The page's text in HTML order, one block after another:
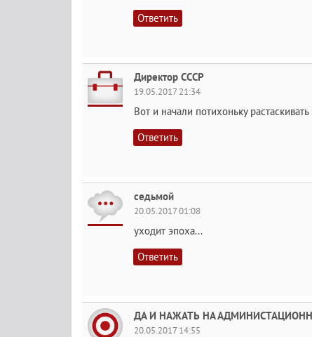
Ответить
Директор СССР
19.05.2017 21:34
Вот и начали потихоньку
Ответить
седьмой
20.05.2017 01:08
уходит эпоха...
Ответить
ДА И НАЖАТЬ НА
20.05.2017 14:55